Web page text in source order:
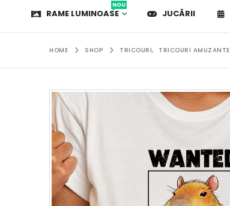
RAME LUMINOASE
NOU
JUCĂRII
HOME SHOP TRICOURI, TRICOURI AMUZANTE